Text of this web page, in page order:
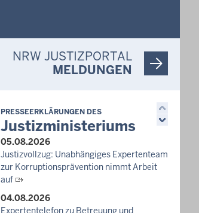
NRW JUSTIZPORTAL
MELDUNGEN
PRESSEERKLÄRUNGEN DES
Justizministeriums
05.08.2026
Justizvollzug: Unabhängiges Expertenteam
zur Korruptionsprävention nimmt Arbeit
auf
04.08.2026
Expertentelefon zu Betreuung und